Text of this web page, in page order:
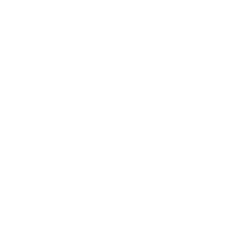
ai preferiti